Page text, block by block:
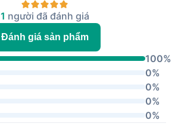
1 người đã đánh giá
Đánh giá sản phẩm
100%
0%
0%
0%
0%